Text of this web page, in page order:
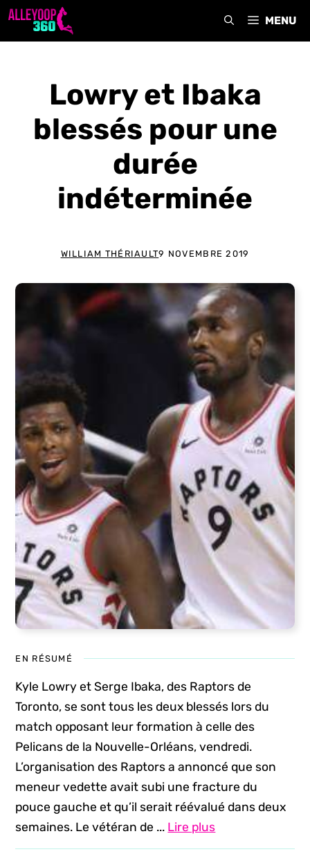
Aller
MENU
Lowry et Ibaka
blessés pour une
durée
indéterminée
WILLIAM THÉRIAULT9 NOVEMBRE 2019
EN RÉSUMÉ
Kyle Lowry et Serge Ibaka, des Raptors de
Toronto, se sont tous les deux blessés lors du
match opposant leur formation à celle des
Pelicans de la Nouvelle-Orléans, vendredi.
L’organisation des Raptors a annoncé que son
meneur vedette avait subi une fracture du
pouce gauche et qu’il serait réévalué dans deux
semaines. Le vétéran de ... Lire plus